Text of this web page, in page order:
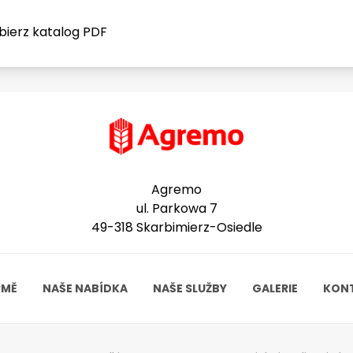
katalog PDF
Agremo
ul. Parkowa 7
49-318 Skarbimierz-Osiedle
NAŠE NABÍDKA NAŠE SLUŽBY GALERIE